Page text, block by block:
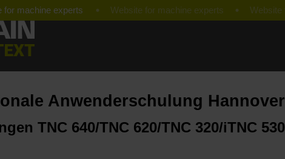
for machine experts
Anwenderschulung Hannover
TNC 640/TNC 620/TNC 320/iTNC 530